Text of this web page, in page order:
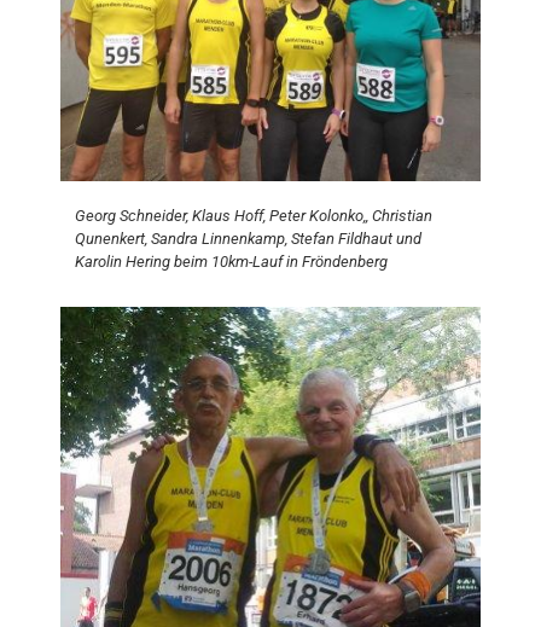
Georg Schneider, Klaus Hoff, Peter Kolonko,, Christian
Qunenkert, Sandra Linnenkamp, Stefan Fildhaut und
Karolin Hering beim 10km-Lauf in Fröndenberg